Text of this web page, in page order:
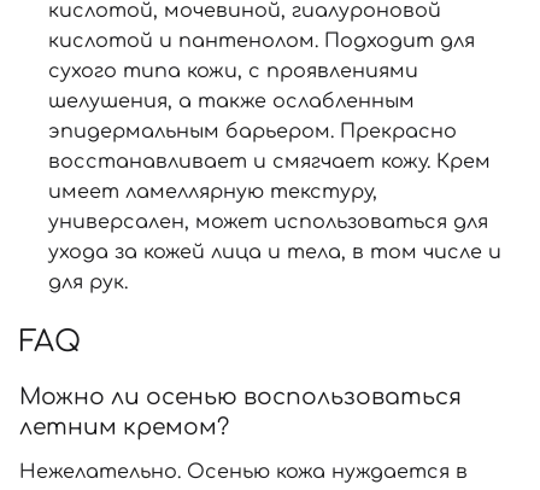
кислотой, мочевиной, гиалуроновой
кислотой и пантенолом. Подходит для
сухого типа кожи, с проявлениями
шелушения, а также ослабленным
эпидермальным барьером. Прекрасно
восстанавливает и смягчает кожу. Крем
имеет ламеллярную текстуру,
универсален, может использоваться для
ухода за кожей лица и тела, в том числе и
для рук.
FAQ
Можно ли осенью воспользоваться
летним кремом?
Нежелательно. Осенью кожа нуждается в